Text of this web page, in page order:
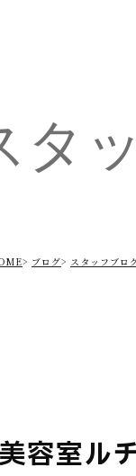
タ
ブログ スタッフブロ
容室ル